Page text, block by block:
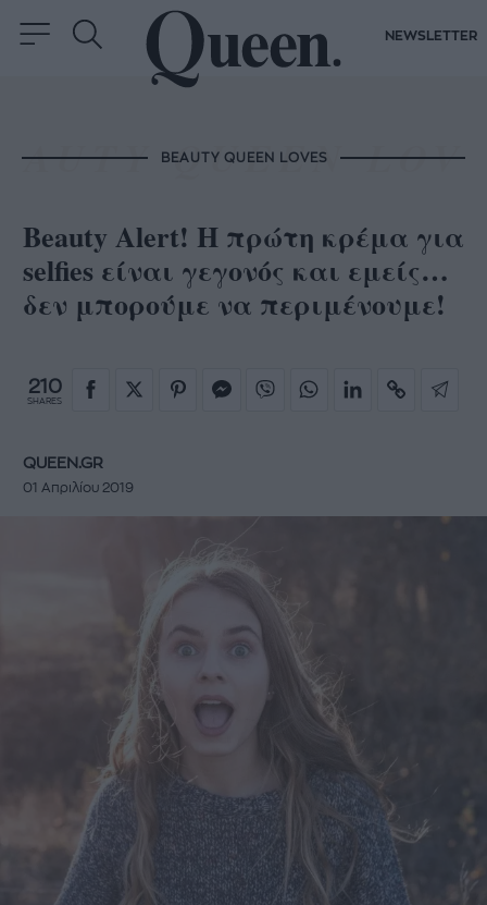
NEWSLETTER
BEAUTY QUEEN LOVES
Beauty Alert! Η πρώτη κρέμα για
selfies είναι γεγονός και εμείς…
δεν μπορούμε να περιμένουμε!
210
SHARES
QUEEN.GR
01 Απριλίου 2019